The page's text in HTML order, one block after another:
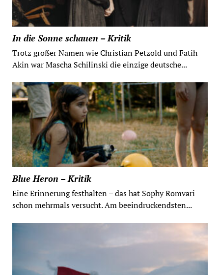
In die Sonne schauen – Kritik
Trotz großer Namen wie Christian Petzold und Fatih
Akin war Mascha Schilinski die einzige deutsche...
Blue Heron – Kritik
Eine Erinnerung festhalten – das hat Sophy Romvari
schon mehrmals versucht. Am beeindruckendsten...